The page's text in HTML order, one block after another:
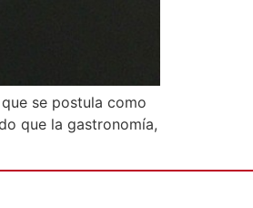
se postula como
que la gastronomía,